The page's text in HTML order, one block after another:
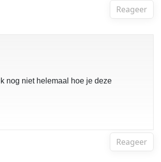
Reageer
nog niet helemaal hoe je deze
Reageer